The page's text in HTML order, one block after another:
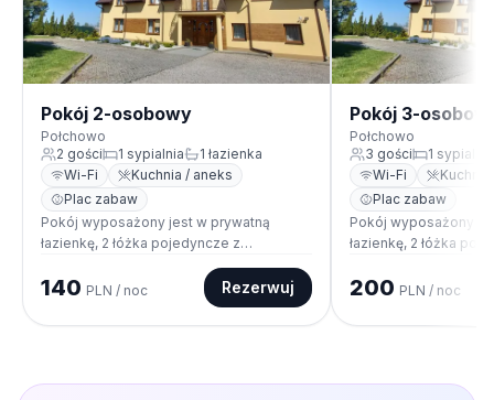
Pokój 2-osobowy
Połchowo
2 gości 1 sypialnia 1 łazienka
Wi-Fi
Kuchnia / aneks
Plac zabaw
Pokój wyposażony jest w prywatną
łazienkę, 2 łóżka pojedyncze z
możliwością złączenia razem, stół z
krzesłami, czajnik, telewizor. Część pokoi
140 PLN / noc Rezerwuj
Pokój 3-
Połchowo
3 gości 1 sypialnia
Wi-Fi
Plac zabaw
Pokój wyposażony
łazienkę, 2 łóżka
piętrowe stół z
200 PLN / noc